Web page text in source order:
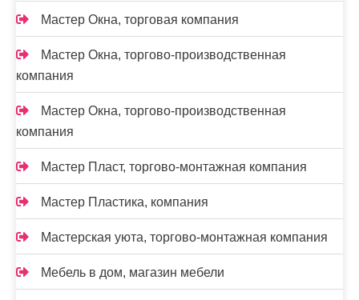
Мастер Окна, торговая компания
Мастер Окна, торгово-производственная
компания
Мастер Окна, торгово-производственная
компания
Мастер Пласт, торгово-монтажная компания
Мастер Пластика, компания
Мастерская уюта, торгово-монтажная компания
Мебель в дом, магазин мебели